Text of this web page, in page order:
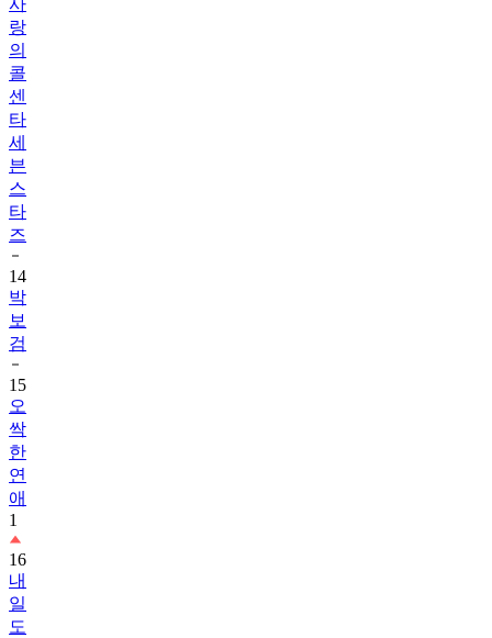
랑
의
콜
센
타
세
븐
스
타
즈
14
박
보
검
15
오
싹
한
연
애
1
16
내
일
도